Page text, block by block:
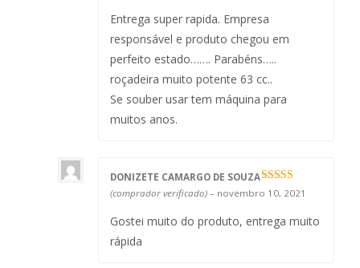
Entrega super rapida. Empresa
responsável e produto chegou em
perfeito estado……. Parabéns…..
roçadeira muito potente 63 cc..
Se souber usar tem máquina para
muitos anos.
Avaliação
DONIZETE CAMARGO DE SOUZA
(comprador verificado) – novembro 10, 2021
Gostei muito do produto, entrega muito
rápida